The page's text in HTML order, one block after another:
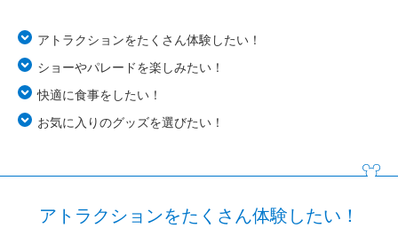
アトラクションをたくさん体験したい！
ショーやパレードを楽しみたい！
快適に食事をしたい！
お気に入りのグッズを選びたい！
アトラクションをたくさん体験したい！